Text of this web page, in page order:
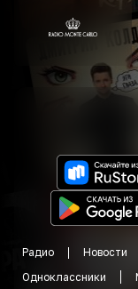
Радио Новости
Одноклассники